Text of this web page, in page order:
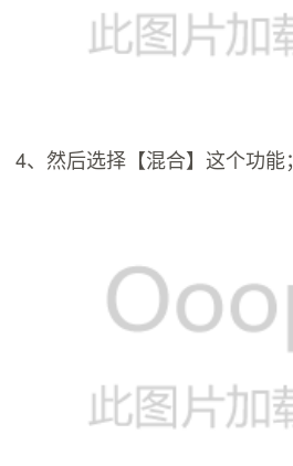
4、然后选择【混合】这个功能；